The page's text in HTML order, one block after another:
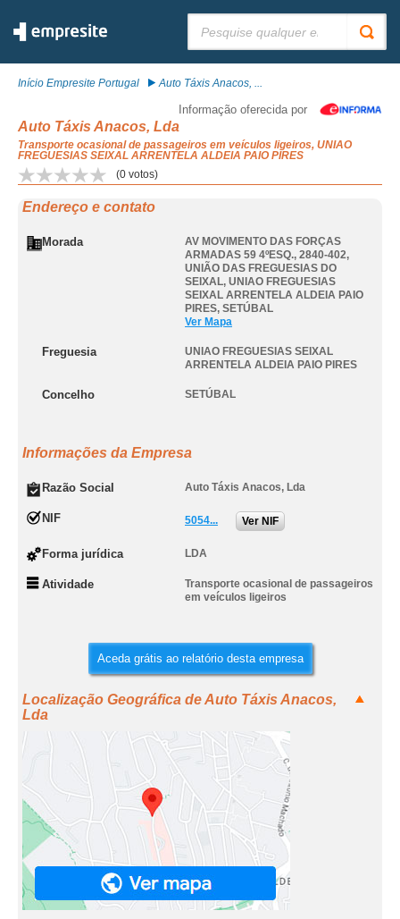
Início Empresite Portugal Auto Táxis Anacos, ...
Informação oferecida por
Auto Táxis Anacos, Lda
Transporte ocasional de passageiros em veículos ligeiros, UNIAO
FREGUESIAS SEIXAL ARRENTELA ALDEIA PAIO PIRES
(0 votos)
Endereço e contato
Morada
AV MOVIMENTO DAS FORÇAS
ARMADAS 59 4ºESQ., 2840-402,
UNIÃO DAS FREGUESIAS DO
SEIXAL, UNIAO FREGUESIAS
SEIXAL ARRENTELA ALDEIA PAIO
PIRES, SETÚBAL
Ver Mapa
Freguesia
UNIAO FREGUESIAS SEIXAL
ARRENTELA ALDEIA PAIO PIRES
Concelho SETÚBAL
Informações da Empresa
Razão Social Auto Táxis Anacos, Lda
NIF 5054... Ver NIF
Forma jurídica LDA
Atividade
Transporte ocasional de passageiros
em veículos ligeiros
Aceda grátis ao relatório desta empresa
Localização Geográfica de Auto Táxis Anacos,
Lda